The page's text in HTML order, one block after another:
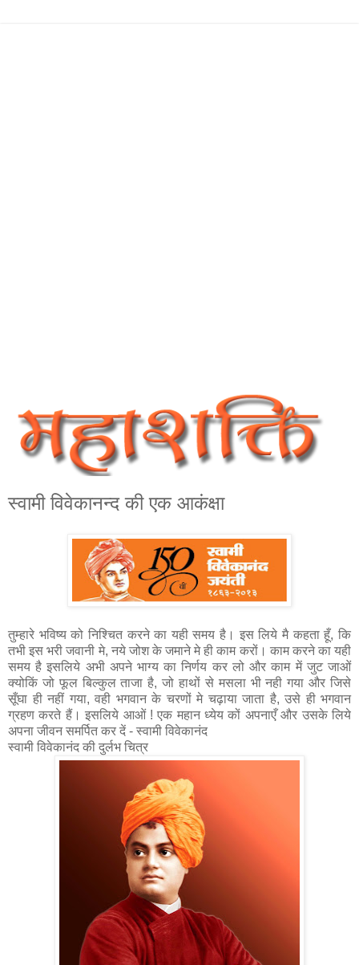
स्‍वामी विवेकानन्‍द की एक आकंक्षा
तुम्‍हारे भविष्‍य को निश्चित करने का यही समय है। इस लिये मै कहता हूँ, कि
तभी इस भरी जवानी मे, नये जोश के जमाने मे ही काम करों। काम करने का यही
समय है इसलिये अभी अपने भाग्‍य का निर्णय कर लो और काम में जुट जाओं
क्‍योकिं जो फूल बिल्‍कुल ताजा है, जो हाथों से मसला भी नही गया और जिसे
सूँघा ही नहीं गया, वही भगवान के चरणों मे चढ़ाया जाता है, उसे ही भगवान
ग्रहण करते हैं। इसलिये आओं ! एक महान ध्‍येय कों अपनाएँ और उसके लिये
अपना जीवन समर्पित कर दें - स्‍वामी विवेकानंद
स्वामी विवेकानंद की दुर्लभ चित्र